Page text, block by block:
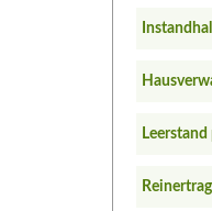
Leerstand